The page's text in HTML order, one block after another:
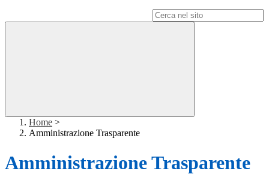
Home >
Amministrazione Trasparente
Amministrazione Trasparente